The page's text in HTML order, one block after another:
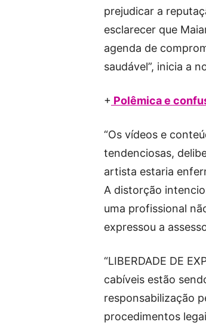
prejudicar a
esclarecer que
agenda de
saudável”, inicia a
+ Polêmica e
“Os vídeos e
tendenciosas,
artista estaria
A distorção
uma profissional
expressou a
“LIBERDADE DE
cabíveis estão
responsabilização
procedimentos